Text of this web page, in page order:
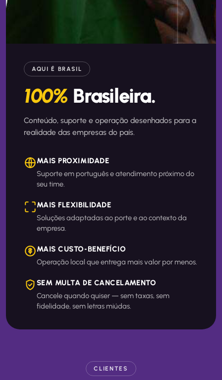
AQUI É BRASIL
100% Brasileira.
Conteúdo, suporte e operação desenhados para a
realidade das empresas do país.
MAIS PROXIMIDADE
Suporte em português e atendimento próximo do
seu time.
MAIS FLEXIBILIDADE
Soluções adaptadas ao porte e ao contexto da
empresa.
MAIS CUSTO-BENEFÍCIO
Operação local que entrega mais valor por menos.
SEM MULTA DE CANCELAMENTO
Cancele quando quiser — sem taxas, sem
fidelidade, sem letras miúdas.
CLIENTES